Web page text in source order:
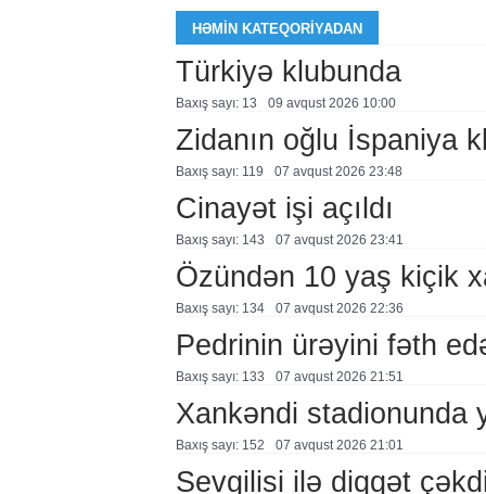
HƏMIN KATEQORIYADAN
Türkiyə klubunda
Baxış sayı: 13 09 avqust 2026 10:00
Zidanın oğlu İspaniya
Baxış sayı: 119 07 avqust 2026 23:48
Cinayət işi açıldı
Baxış sayı: 143 07 avqust 2026 23:41
Özündən 10 yaş kiçik
Baxış sayı: 134 07 avqust 2026 22:36
Pedrinin ürəyini fəth
Baxış sayı: 133 07 avqust 2026 21:51
Xankəndi stadionunda
Baxış sayı: 152 07 avqust 2026 21:01
Sevgilisi ilə diqqət